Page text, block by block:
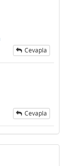
Cevapla
Cevapla